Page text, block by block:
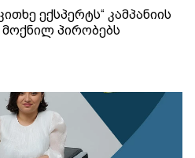
ექსპერტს“ კამპანიის
პირობებს